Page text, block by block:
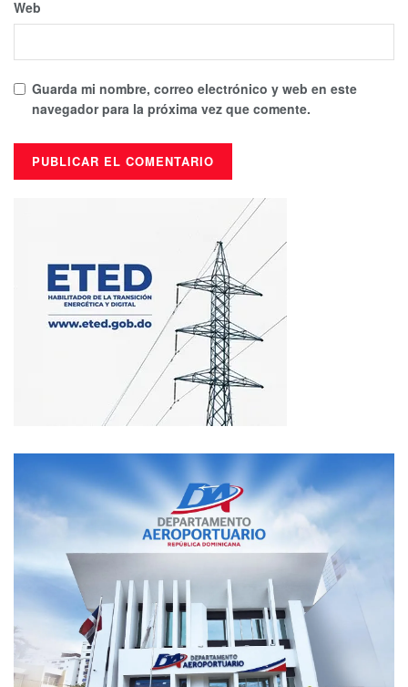
Web
Guarda mi nombre, correo electrónico y web en este
navegador para la próxima vez que comente.